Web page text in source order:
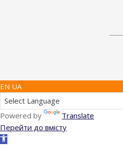
EN UA
Powered by
Translate
Перейти до вмісту
Відкрити